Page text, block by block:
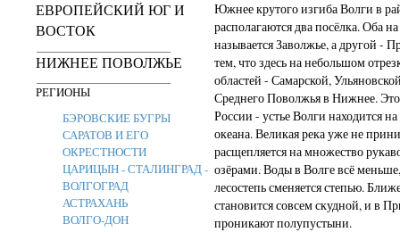
ЕВРОПЕЙСКИЙ ЮГ И
ВОСТОК
НИЖНЕЕ ПОВОЛЖЬЕ
РЕГИОНЫ
БЭРОВСКИЕ БУГРЫ
САРАТОВ И ЕГО
ОКРЕСТНОСТИ
ЦАРИЦЫН - СТАЛИНГРАД -
ВОЛГОГРАД
АСТРАХАНЬ
ВОЛГО-ДОН
Южнее крутого изгиба Волги в
располагаются два посёлка. Оба
называется Заволжье, а другой -
тем, что здесь на небольшом
областей - Самарской,
Среднего Поволжья в Нижнее.
России - устье Волги находится
океана. Великая река уже не
расщепляется на множество
озёрами. Воды в Волге всё
лесостепь сменяется степью.
становится совсем скудной, и в
проникают полупустыни.